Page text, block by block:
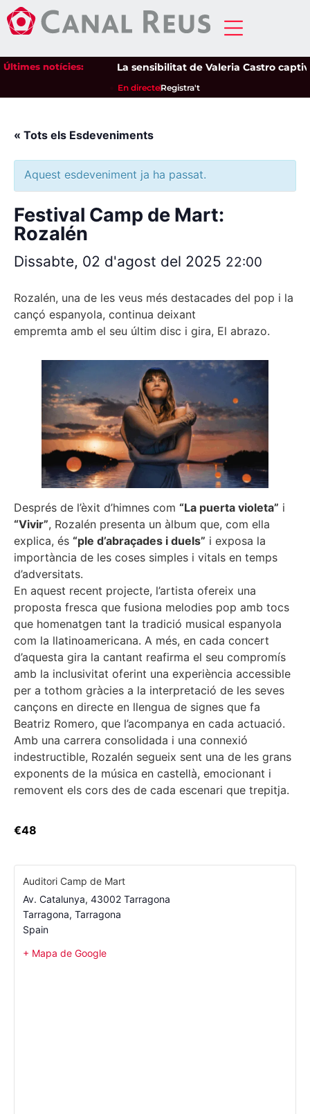
Últimes notícies: La sensibilitat de Valeria Castro
En directeRegistra't
« Tots els Esdeveniments
Aquest esdeveniment ja ha passat.
Festival Camp de Mart:
Rozalén
Dissabte, 02 d'agost del 2025 22:00
Rozalén, una de les veus més destacades del pop i la
cançó espanyola, continua deixant
empremta amb el seu últim disc i gira, El abrazo.
Després de l’èxit d’himnes com “La puerta violeta” i
“Vivir”, Rozalén presenta un àlbum que, com ella
explica, és “ple d’abraçades i duels” i exposa la
importància de les coses simples i vitals en temps
d’adversitats.
En aquest recent projecte, l’artista ofereix una
proposta fresca que fusiona melodies pop amb tocs
que homenatgen tant la tradició musical espanyola
com la llatinoamericana. A més, en cada concert
d’aquesta gira la cantant reafirma el seu compromís
amb la inclusivitat oferint una experiència accessible
per a tothom gràcies a la interpretació de les seves
cançons en directe en llengua de signes que fa
Beatriz Romero, que l’acompanya en cada actuació.
Amb una carrera consolidada i una connexió
indestructible, Rozalén segueix sent una de les grans
exponents de la música en castellà, emocionant i
removent els cors des de cada escenari que trepitja.
€48
Auditori Camp de Mart
Av. Catalunya, 43002 Tarragona
Tarragona, Tarragona
Spain
+ Mapa de Google